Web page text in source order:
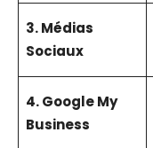
3. Médias
Sociaux
4. Google My
Business